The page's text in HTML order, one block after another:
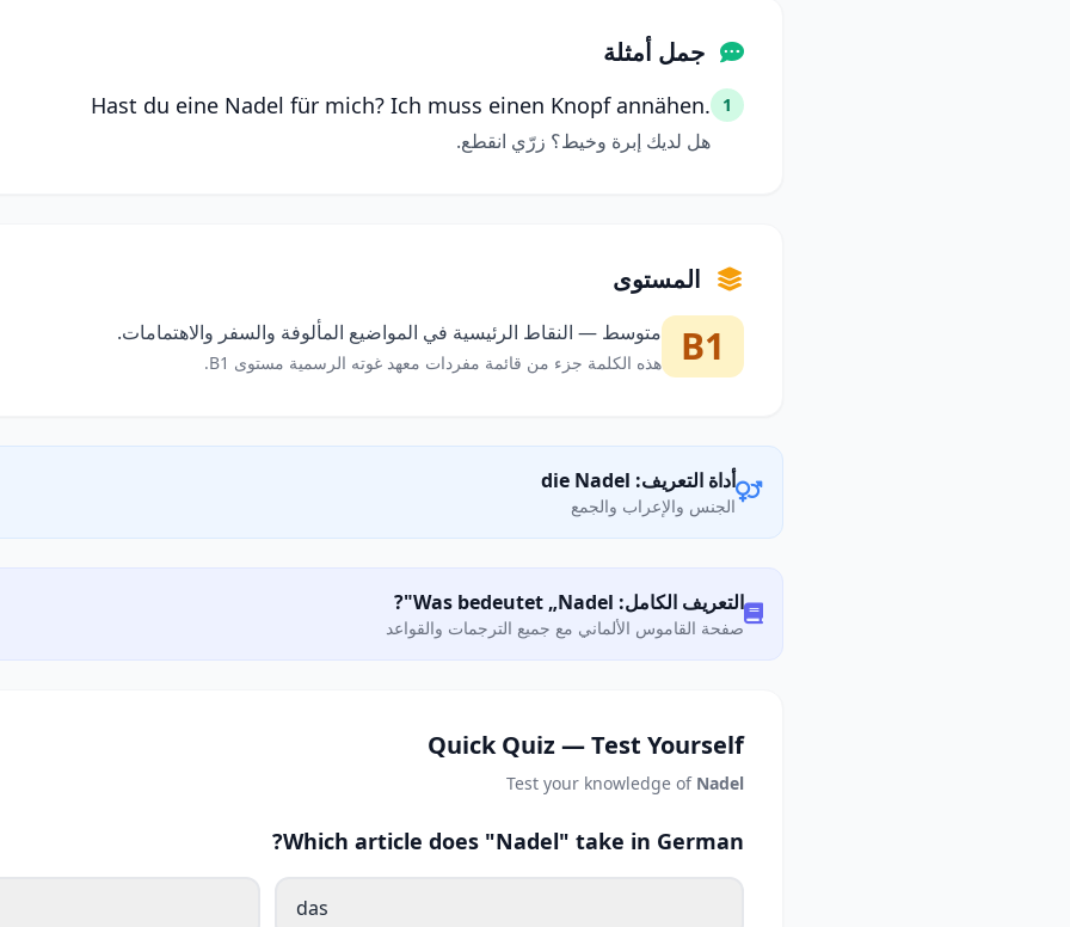
جمل أمثلة
1
Hast du eine Nadel für mich? Ich muss einen Knopf annähen.
هل لديك إبرة وخيط؟ زرّي انقطع.
المستوى
B1 متوسط — النقاط الرئيسية في المواضيع المألوفة والسفر والاهتمامات.
هذه الكلمة جزء من قائمة مفردات معهد غوته الرسمية مستوى B1.
أداة التعريف: die Nadel
الجنس والإعراب والجمع
التعريف الكامل: Was bedeutet „Nadel"?
صفحة القاموس الألماني مع جميع الترجمات والقواعد
Quick Quiz — Test Yourself
Test your knowledge of Nadel
Which article does "Nadel" take in German?
das